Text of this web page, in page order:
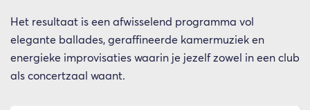
Het resultaat is een afwisselend programma vol
elegante ballades, geraffineerde kamermuziek en
energieke improvisaties waarin je jezelf zowel in een club
als concertzaal waant.